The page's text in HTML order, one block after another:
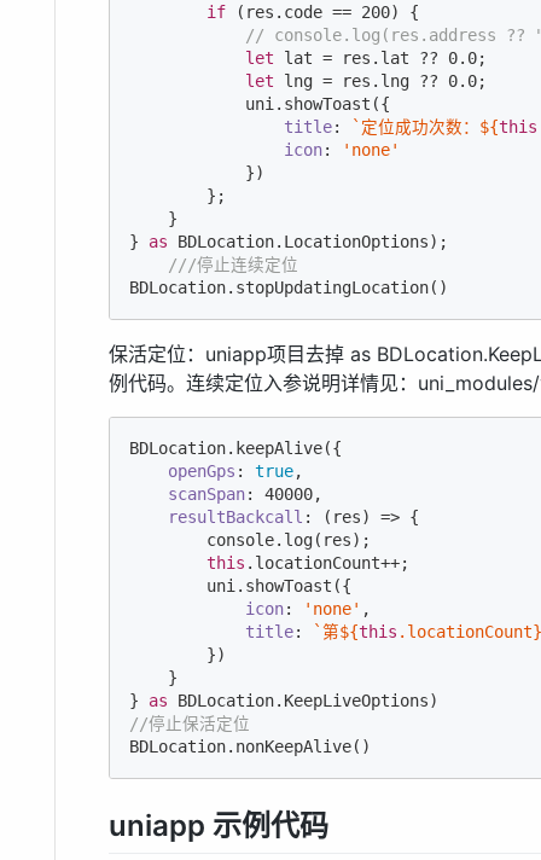
if (res.code == 200) {
// console.log(res.address
let lat = res.lat ?? 0.0;
let lng = res.lng ?? 0.0;
            uni.showToast({
title: `定位成功次数： ${this
icon:
'none'
            })
        };
    }
} as BDLocation.LocationOptions);
///停止连续定位
BDLocation.stopUpdatingLocation()
保活定位：uniapp项目去掉 as
例代码。连续定位入参说明详情见：
BDLocation.keepAlive({
openGps : true,
scanSpan: 40000,
resultBackcall : ( res) => {
console.log(res);
this .locationCount++;
        uni.showToast({
icon: 'none' ,
title: `第${this .locationCount}
        })
    }
} as
//停止保活定位
BDLocation.nonKeepAlive()
uniapp 示例代码